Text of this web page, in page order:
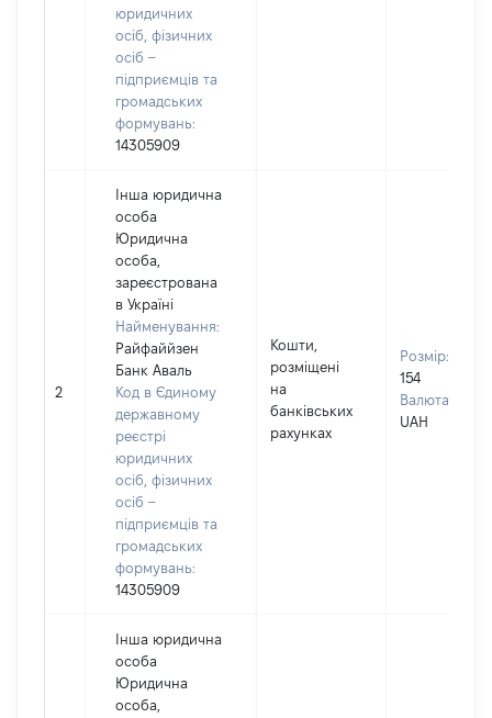
юридичних
осіб, фізичних
осіб –
підприємців та
громадських
формувань:
14305909
2
Інша юридична
особа
Юридична
особа,
зареєстрована
в Україні
Найменування:
Райфаййзен
Банк Аваль
Код в Єдиному
державному
реєстрі
юридичних
осіб, фізичних
осіб –
підприємців та
громадських
формувань:
14305909
Кошти,
розміщені
на
банківських
рахунках
Розмір:
154
Валюта:
UAH
Інша юридична
особа
Юридична
особа,